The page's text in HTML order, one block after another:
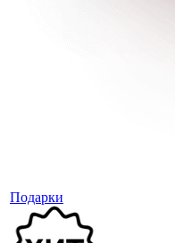
Подарки